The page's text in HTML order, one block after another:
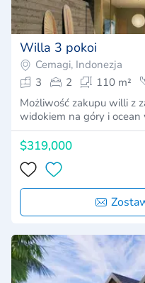
Willa 3 pokoi
Cemagi, Indonezja
3
2 110 m²
Możliwość zakupu willi z
widokiem na góry i
$319,000